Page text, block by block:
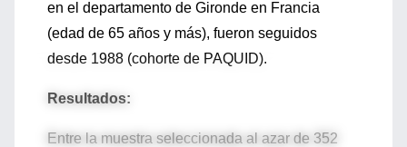
en el departamento de Gironde en Francia
(edad de 65 años y más), fueron seguidos
desde 1988 (cohorte de PAQUID).
Resultados:
Entre la muestra seleccionada al azar de 352